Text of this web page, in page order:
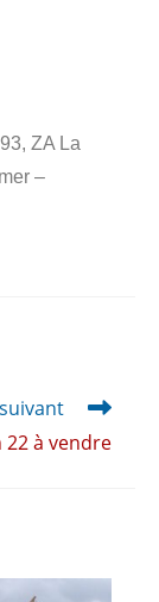
ZA La
–
22 à vendre